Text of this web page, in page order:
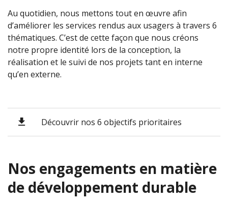
Au quotidien, nous mettons tout en œuvre afin
d’améliorer les services rendus aux usagers à travers 6
thématiques. C’est de cette façon que nous créons
notre propre identité lors de la conception, la
réalisation et le suivi de nos projets tant en interne
qu’en externe.
Découvrir nos 6 objectifs prioritaires
Nos engagements en matière
de développement durable